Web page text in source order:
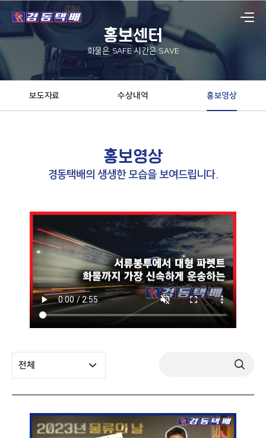
홍보센터
화물은 SAFE 시간은 SAVE
보도자료 수상내역 홍보영상
홍보영상
경동택배의 생생한 모습을 보여드립니다.